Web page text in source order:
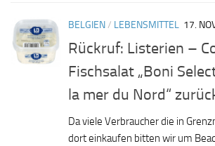
BELGIEN/ LEBENSMITTEL 17.
Rückruf: Listerien –
Fischsalat „Boni
la mer du Nord“
Da viele Verbraucher die in
dort einkaufen bitten wir um